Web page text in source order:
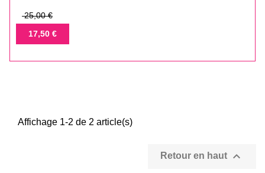
Prix
base
25,00 €
Prix17,50 €
Affichage 1-2 de 2 article(s)
Retour en haut 